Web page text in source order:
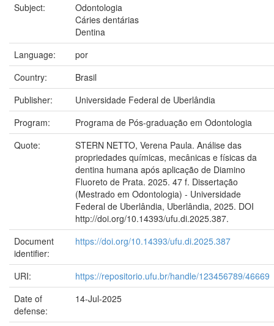
Subject:
Odontologia
Cáries dentárias
Dentina
Language:
por
Country:
Brasil
Publisher:
Universidade Federal de Uberlândia
Program:
Programa de Pós-graduação em Odontologia
Quote:
STERN NETTO, Verena Paula. Análise das
propriedades químicas, mecânicas e físicas da
dentina humana após aplicação de Diamino
Fluoreto de Prata. 2025. 47 f. Dissertação
(Mestrado em Odontologia) - Universidade
Federal de Uberlândia, Uberlândia, 2025. DOI
http://doi.org/10.14393/ufu.di.2025.387.
Document
identifier:
https://doi.org/10.14393/ufu.di.2025.387
URI:
https://repositorio.ufu.br/handle/123456789/46669
Date of
defense:
14-Jul-2025